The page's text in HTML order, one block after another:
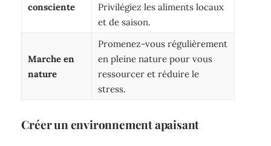
consciente
Privilégiez les aliments locaux
et de saison.
Marche en
nature
Promenez-vous régulièrement
en pleine nature pour vous
ressourcer et réduire le
stress.
Créer un environnement apaisant